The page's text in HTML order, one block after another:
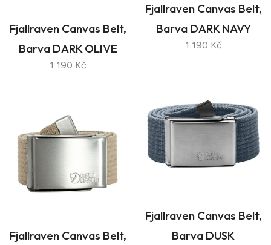
Fjallraven Canvas Belt,
Barva DARK NAVY
1 190 Kč
Fjallraven Canvas Belt,
Barva DARK OLIVE
1 190 Kč
Fjallraven Canvas Belt,
Barva DUSK
Fjallraven Canvas Belt,